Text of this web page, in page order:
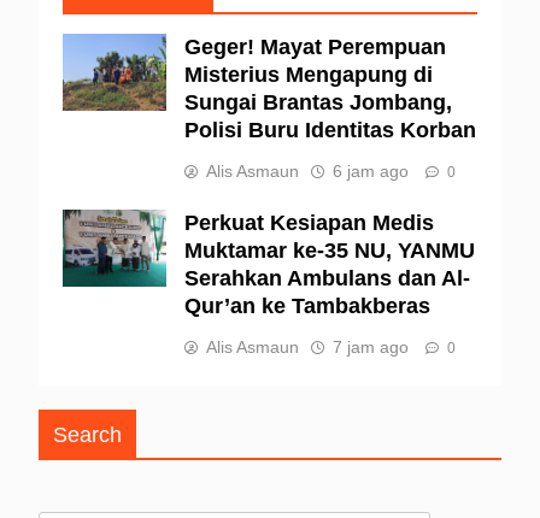
Geger! Mayat Perempuan
Misterius Mengapung di
Sungai Brantas Jombang,
Polisi Buru Identitas Korban
Alis Asmaun 6 jam ago 0
Perkuat Kesiapan Medis
Muktamar ke-35 NU, YANMU
Serahkan Ambulans dan Al-
Qur’an ke Tambakberas
Alis Asmaun 7 jam ago 0
Search